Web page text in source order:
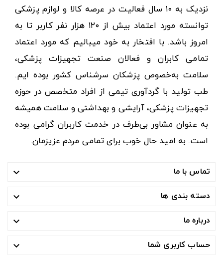
نزدیک به ۱۰ سال فعالیت در عرصه کالا و لوازم پزشکی
توانسته مورد اعتماد بیش از ۱۲۰ هزار نفر کاربر تا به
امروز باشد. با افتخار به خود میبالیم که مورد اعتماد
تمامی کابران و فعالان صنعت تجهیزات پزشکی،
سلامت به‌خصوص پزشکان سرشناس کشور بوده ایم.
طب تولید با گردآوری تیمی از افراد متخصص در حوزه
تجهیزات پزشکی، آرایشی و بهداشتی و سلامت همیشه
به عنوان مشاور بی‌طرف در خدمت کاربران گرامی بوده
است. به امید حال خوب برای تمامی مردم عزیزمان.
تماس با ما 
دسته بندی ها 
درباره ما 
حساب کاربری شما 